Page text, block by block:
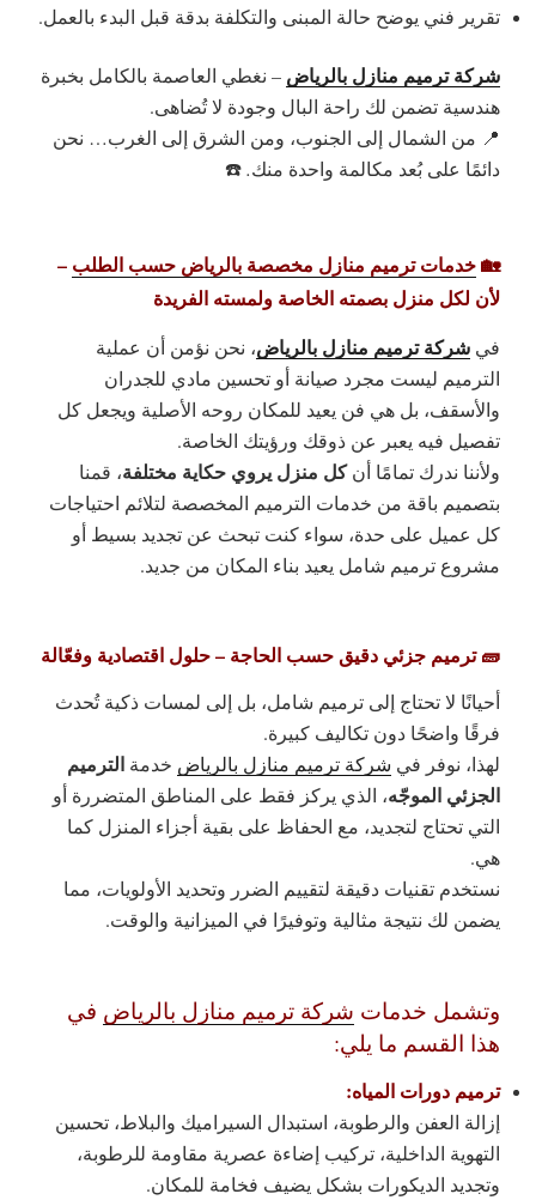
تقرير فني يوضح حالة المبنى والتكلفة بدقة قبل البدء بالعمل.
شركة ترميم منازل بالرياض – نغطي العاصمة بالكامل بخبرة
هندسية تضمن لك راحة البال وجودة لا تُضاهى.
📍 من الشمال إلى الجنوب، ومن الشرق إلى الغرب… نحن
دائمًا على بُعد مكالمة واحدة منك.
☎️
🏡خدمات ترميم منازل مخصصة بالرياض حسب الطلب –
لأن لكل منزل بصمته الخاصة ولمسته الفريدة
في شركة ترميم منازل بالرياض، نحن نؤمن أن عملية
الترميم ليست مجرد صيانة أو تحسين مادي للجدران
والأسقف، بل هي فن يعيد للمكان روحه الأصلية ويجعل كل
تفصيل فيه يعبر عن ذوقك ورؤيتك الخاصة.
ولأننا ندرك تمامًا أنكل منزل يروي حكاية مختلفة، قمنا
بتصميم باقة من خدمات الترميم المخصصة لتلائم احتياجات
كل عميل على حدة، سواء كنت تبحث عن تجديد بسيط أو
مشروع ترميم شامل يعيد بناء المكان من جديد.
🧱 ترميم جزئي دقيق حسب الحاجة – حلول اقتصادية وفعّالة
أحيانًا لا تحتاج إلى ترميم شامل، بل إلى لمسات ذكية تُحدث
فرقًا واضحًا دون تكاليف كبيرة.
لهذا، نوفر في شركة ترميم منازل بالرياض خدمة الترميم
الجزئي الموجّه، الذي يركز فقط على المناطق المتضررة أو
التي تحتاج لتجديد، مع الحفاظ على بقية أجزاء المنزل كما
هي.
نستخدم تقنيات دقيقة لتقييم الضرر وتحديد الأولويات، مما
يضمن لك نتيجة مثالية وتوفيرًا في الميزانية والوقت.
وتشمل خدمات شركة ترميم منازل بالرياض في
هذا القسم ما يلي:
ترميم دورات المياه:
إزالة العفن والرطوبة، استبدال السيراميك والبلاط، تحسين
التهوية الداخلية، تركيب إضاءة عصرية مقاومة للرطوبة،
وتجديد الديكورات بشكل يضيف فخامة للمكان.